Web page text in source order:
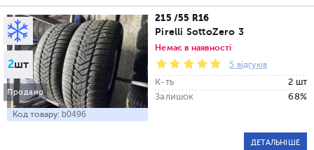
2шт
Продано
Код товару: b0496
215 /55 R16
Pirelli SottoZero 3
Немає в наявності
5 відгуків
К-ть
2 шт
Залишок
68%
ДЕТАЛЬНІШЕ